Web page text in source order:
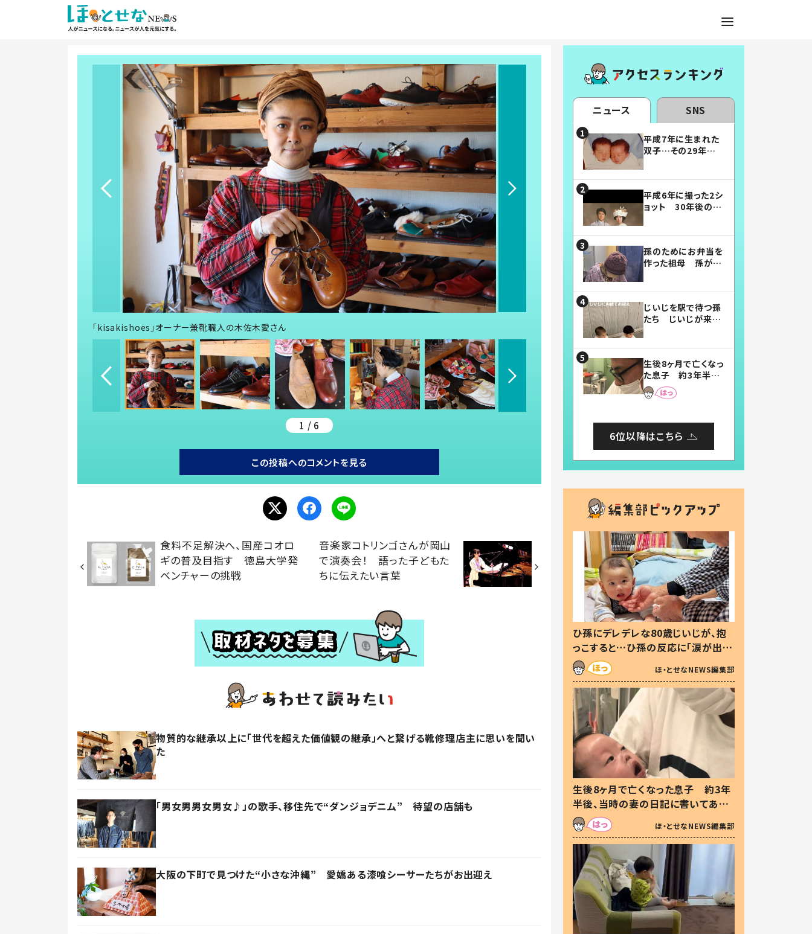
「kisakishoes」オーナー兼靴職人の木佐木愛さん
1 / 6
この投稿へのコメントを見る
食料不足解決へ、国産コオロ
ギの普及目指す 徳島大学発
ベンチャーの挑戦
音楽家コトリンゴさんが岡山
で演奏会！ 語った子どもた
ちに伝えたい言葉
物質的な継承以上に「世代を超えた価値観の継承」へと繋げる靴修理店主に思いを聞い
た
「男女男男女男女♪」の歌手、移住先で“ダンジョデニム” 待望の店舗も
大阪の下町で見つけた“小さな沖縄” 愛嬌ある漆喰シーサーたちがお出迎え
ニュース SNS
平成7年に生まれた
双子…その29年後
平成6年に撮った2シ
ョット 30年後の姿
孫のためにお弁当を
作った祖母 孫が絶
じいじを駅で待つ孫
たち じいじが来た
まらない」「幸せにな
れる」
生後8ヶ月で亡くなっ
た息子 約3年半
後、当時の妻の日記
に書いてあった本音
6位以降はこちら
ひ孫にデレデレな80歳じいじが、抱
っこすると…ひ孫の反応に「涙が出ま
した」「可愛くて仕方ない」
ほ・とせなNEWS編集部
生後8ヶ月で亡くなった息子 約3年
半後、当時の妻の日記に書いてあっ
た本音とは
ほ・とせなNEWS編集部